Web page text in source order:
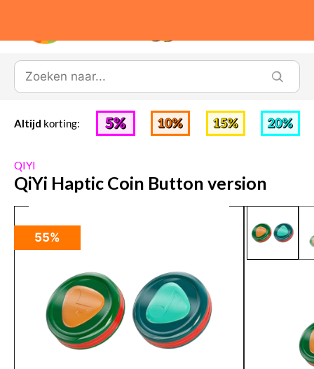
Altijd korting:
QIYI
QiYi Haptic Coin Button version
55%